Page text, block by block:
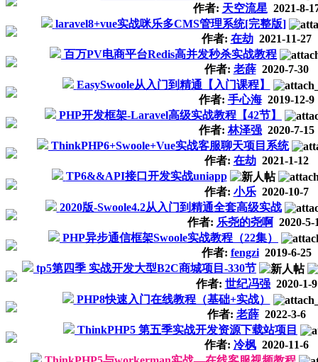
作者: 天空流星 2021-8-
laravel8+vue实战咪乐多CMS管理系统[完整版]
作者: 在劫2021-11-27
百万PV电商平台Redis高并发秒杀实战教程
作者: 老薛2020-7-30
EasySwoole从入门到精通【入门课程】
作者: 手心海2019-12-9
PHP开发框架-Laravel高级实战教程【42节】
作者:林泽强2020-7-15
ThinkPHP6+Swoole+Vue实战客服聊天项目系统
作者: 在劫2021-1-12
TP6&&API接口开发实战uniapp
作者: 小乐2020-10-7
2020版-Swoole4.2从入门到精通全套高级实战
作者: 乐尧的尧啊2020-5-
PHP异步通信框架Swoole实战教程（22集）
作者: fengzi2019-6-25
tp5第四季 实战开发大型B2C商城项目-330节
作者: 世纪冯强2020-1-9
PHP8快速入门在线教程（基础+实战）
作者: 老薛2022-3-6
ThinkPHP5 第五季实战开发资源下载站项目
作者: 冷枫2020-11-6